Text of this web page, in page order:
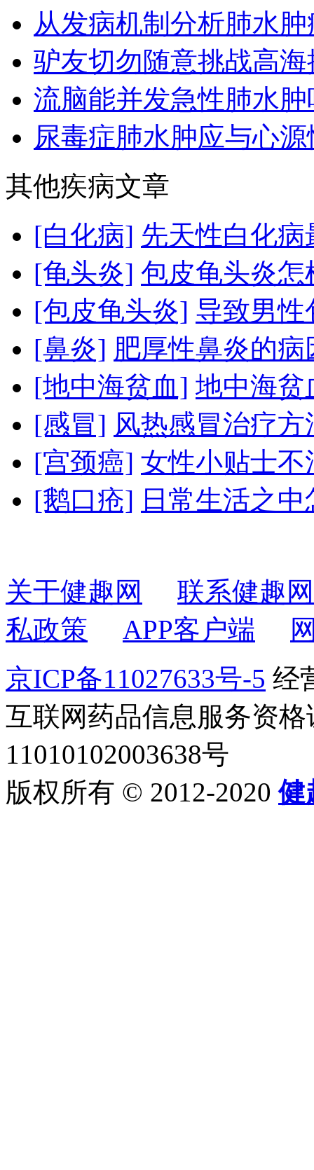
从发病机制分析肺水
驴友切勿随意挑战高海
流脑能并发急性肺水肿
尿毒症肺水肿应与心
其他疾病文章
[白化病] 先天性白化
[龟头炎] 包皮龟头炎怎
[包皮龟头炎] 导致男性
[鼻炎] 肥厚性鼻炎的
[地中海贫血] 地中海贫
[感冒] 风热感冒治疗方
[宫颈癌] 女性小贴士不
[鹅口疮] 日常生活之
关于健趣网
联系健趣网
私政策
APP客户端
京ICP备11027633号-5 经
互联网药品信息服务资
11010102003638号
版权所有 © 2012-2020健